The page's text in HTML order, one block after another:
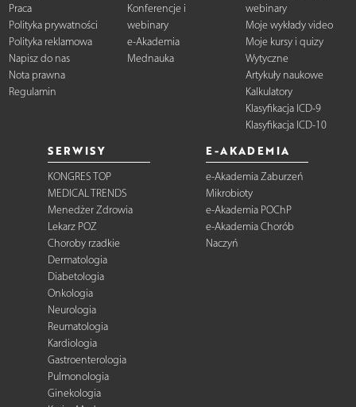
Praca
Polityka prywatności
Polityka reklamowa
Napisz do nas
Nota prawna
Regulamin
Konferencje i
webinary
e-Akademia
Mednauka
webinary
Moje wykłady video
Moje kursy i quizy
Wytyczne
Artykuły naukowe
Kalkulatory
Klasyfikacja ICD-9
Klasyfikacja ICD-10
SERWISY
KONGRES TOP
MEDICAL TRENDS
Menedżer Zdrowia
Lekarz POZ
Choroby rzadkie
Dermatologia
Diabetologia
Onkologia
Neurologia
Reumatologia
Kardiologia
Gastroenterologia
Pulmonologia
Ginekologia
E-AKADEMIA
e-Akademia Zaburzeń
Mikrobioty
e-Akademia POChP
e-Akademia Chorób
Naczyń